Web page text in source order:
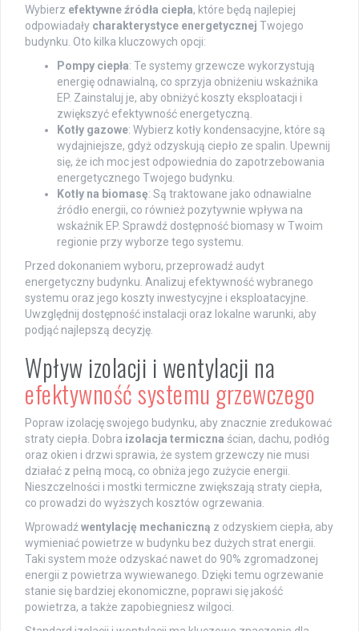
Wybierz efektywne źródła ciepła, które będą najlepiej
odpowiadały charakterystyce energetycznej Twojego
budynku. Oto kilka kluczowych opcji:
Pompy ciepła: Te systemy grzewcze wykorzystują
energię odnawialną, co sprzyja obniżeniu wskaźnika
EP. Zainstaluj je, aby obniżyć koszty eksploatacji i
zwiększyć efektywność energetyczną.
Kotły gazowe: Wybierz kotły kondensacyjne, które są
wydajniejsze, gdyż odzyskują ciepło ze spalin. Upewnij
się, że ich moc jest odpowiednia do zapotrzebowania
energetycznego Twojego budynku.
Kotły na biomasę: Są traktowane jako odnawialne
źródło energii, co również pozytywnie wpływa na
wskaźnik EP. Sprawdź dostępność biomasy w Twoim
regionie przy wyborze tego systemu.
Przed dokonaniem wyboru, przeprowadź audyt
energetyczny budynku. Analizuj efektywność wybranego
systemu oraz jego koszty inwestycyjne i eksploatacyjne.
Uwzględnij dostępność instalacji oraz lokalne warunki, aby
podjąć najlepszą decyzję.
Wpływ izolacji i wentylacji na
efektywność systemu grzewczego
Popraw izolację swojego budynku, aby znacznie zredukować
straty ciepła. Dobra izolacja termiczna ścian, dachu, podłóg
oraz okien i drzwi sprawia, że system grzewczy nie musi
działać z pełną mocą, co obniża jego zużycie energii.
Nieszczelności i mostki termiczne zwiększają straty ciepła,
co prowadzi do wyższych kosztów ogrzewania.
Wprowadźwentylację mechaniczną z odzyskiem ciepła, aby
wymieniać powietrze w budynku bez dużych strat energii.
Taki system może odzyskać nawet do 90% zgromadzonej
energii z powietrza wywiewanego. Dzięki temu ogrzewanie
stanie się bardziej ekonomiczne, poprawi się jakość
powietrza, a także zapobiegniesz wilgoci.